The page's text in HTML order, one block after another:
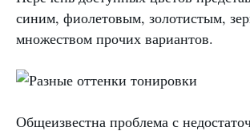
синим, фиолетовым, золотистым,
множеством прочих вариантов.
Общеизвестна проблема с